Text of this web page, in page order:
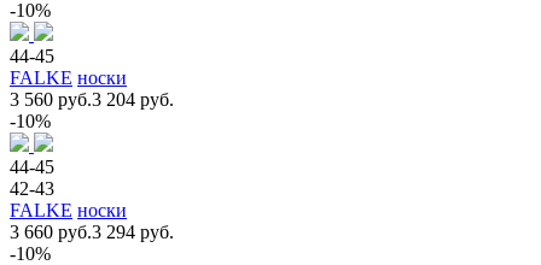
-10%
44-45
FALKE носки
3 560 руб.3 204 руб.
-10%
44-45
42-43
FALKE носки
3 660 руб.3 294 руб.
-10%